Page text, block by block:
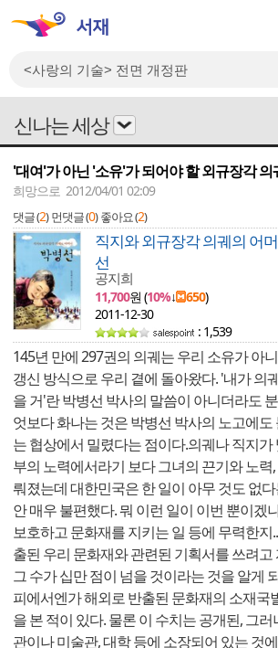
신나는 세상
'대여'가 아닌 '소유'가 되어야 할 외규장각 의
희망으로 2012/04/01 02:09
댓글 (2) 먼댓글 (0) 좋아요 (2)
직지와 외규장각 의궤의 어
선
공지희
11,700원 (10%↓ 650)
2011-12-30
: 1,539
145년 만에 297권의 의궤는 우리 소유가 아
갱신 방식으로 우리 곁에 돌아왔다. '내가 의
을 거'란 박병선 박사의 말씀이 아니더라도
엇보다 화나는 것은 박병선 박사의 노고에
는 협상에서 밀렸다는 점이다.의궤나 직지가
부의 노력에서라기 보다 그녀의 끈기와 노력
뤄졌는데 대한민국은 한 일이 아무 것도 없
안 매우 불편했다. 뭐 이런 일이 이번 뿐이겠
보호하고 문화재를 지키는 일 등에 무력한지
출된 우리 문화재와 관련된 기획서를 쓰려고
그 수가 십만 점이 넘을 것이라는 것을 알게
피에서엔가 해외로 반출된 문화재의 소재국
을 본 적이 있다. 물론 이 수치는 공개된, 그
관이나 미술관, 대학 등에 소장되어 있는 것